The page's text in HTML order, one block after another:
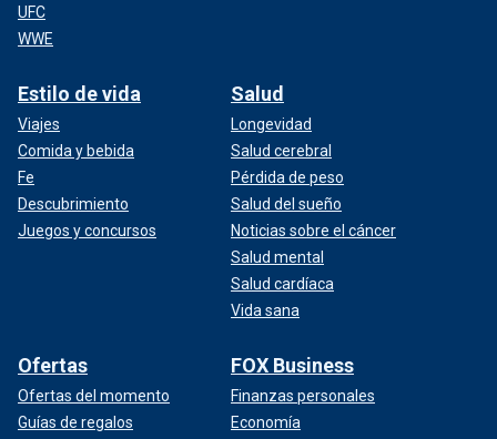
UFC
WWE
Estilo de vida
Viajes
Comida y bebida
Fe
Descubrimiento
Juegos y concursos
Salud
Longevidad
Salud cerebral
Pérdida de peso
Salud del sueño
Noticias sobre el cáncer
Salud mental
Salud cardíaca
Vida sana
Ofertas
Ofertas del momento
Guías de regalos
FOX Business
Finanzas personales
Economía